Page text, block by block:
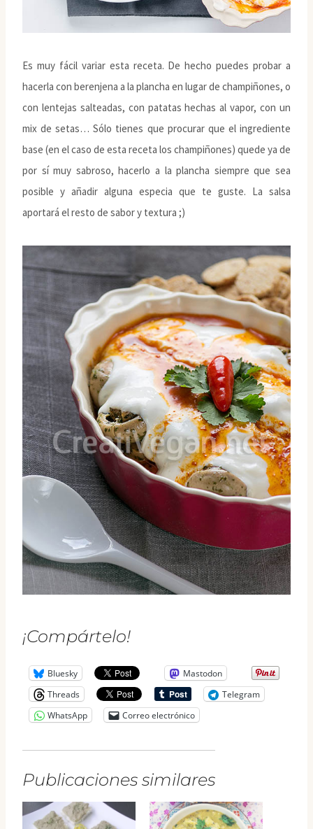
Es muy fácil variar esta receta. De hecho puedes probar a
hacerla con berenjena a la plancha en lugar de champiñones, o
con lentejas salteadas, con patatas hechas al vapor, con un
mix de setas… Sólo tienes que procurar que el ingrediente
base (en el caso de esta receta los champiñones) quede ya de
por sí muy sabroso, hacerlo a la plancha siempre que sea
posible y añadir alguna especia que te guste. La salsa
aportará el resto de sabor y textura ;)
¡Compártelo!
Bluesky
Mastodon
Threads
Telegram
WhatsApp
Correo electrónico
Publicaciones similares